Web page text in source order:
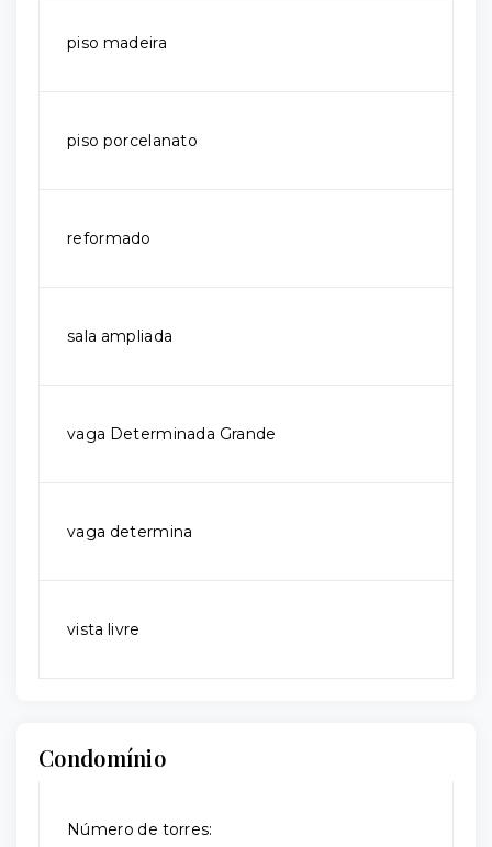
piso madeira
piso porcelanato
reformado
sala ampliada
vaga Determinada Grande
vaga determina
vista livre
Condomínio
Número de torres: